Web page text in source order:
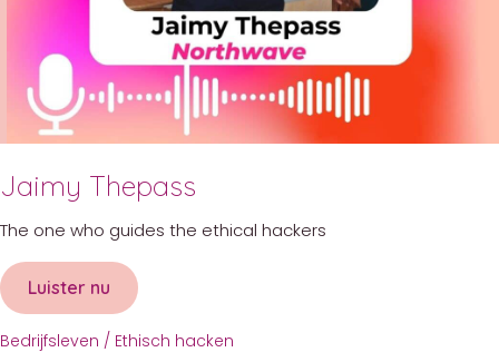
Jaimy Thepass
The one who guides the ethical hackers
Luister nu about Jaimy Thepass
Bedrijfsleven / Ethisch hacken